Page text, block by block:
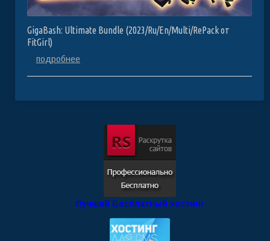
GigaBash: Ultimate Bundle (2023/Ru/En/Multi/RePack от
FitGirl)
подробнее
Лучший Бесплатный хостинг